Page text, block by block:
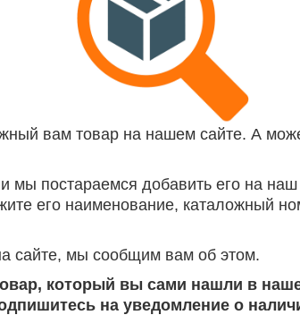
вам товар на нашем сайте. А
мы постараемся добавить его на
его наименование, каталожный
сайте, мы сообщим вам об этом.
который вы сами нашли в
на уведомление о